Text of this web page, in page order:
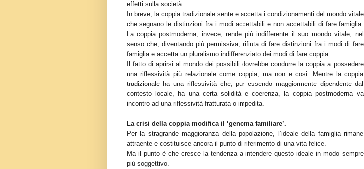
effetti sulla società.
In breve, la coppia tradizionale sente e accetta i condizionamenti del mondo vitale
che segnano le distinzioni fra i modi accettabili e non accettabili di fare famiglia.
La coppia postmoderna, invece, rende più indifferente il suo mondo vitale, nel
senso che, diventando più permissiva, rifiuta di fare distinzioni fra i modi di fare
famiglia e accetta un pluralismo indifferenziato dei modi di fare coppia.
Il fatto di aprirsi al mondo dei possibili dovrebbe condurre la coppia a possedere
una riflessività più relazionale come coppia, ma non e cosi. Mentre la coppia
tradizionale ha una riflessività che, pur essendo maggiormente dipendente dal
contesto locale, ha una certa solidità e coerenza, la coppia postmoderna va
incontro ad una riflessività fratturata o impedita.
La crisi della coppia modifica il ‘genoma familiare’.
Per la stragrande maggioranza della popolazione, l’ideale della famiglia rimane
attraente e costituisce ancora il punto di riferimento di una vita felice.
Ma il punto è che cresce la tendenza a intendere questo ideale in modo sempre
più soggettivo.